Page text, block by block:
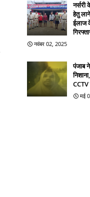
हेतु
ईलाज
नवंबर 02, 2025
पंजाब
मई